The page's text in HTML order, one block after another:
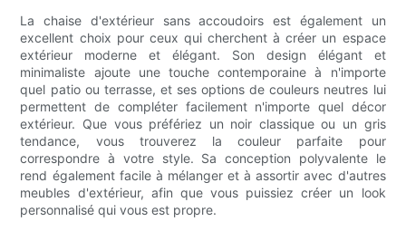
La chaise d'extérieur sans accoudoirs est également un
excellent choix pour ceux qui cherchent à créer un espace
extérieur moderne et élégant. Son design élégant et
minimaliste ajoute une touche contemporaine à n'importe
quel patio ou terrasse, et ses options de couleurs neutres lui
permettent de compléter facilement n'importe quel décor
extérieur. Que vous préfériez un noir classique ou un gris
tendance, vous trouverez la couleur parfaite pour
correspondre à votre style. Sa conception polyvalente le
rend également facile à mélanger et à assortir avec d'autres
meubles d'extérieur, afin que vous puissiez créer un look
personnalisé qui vous est propre.